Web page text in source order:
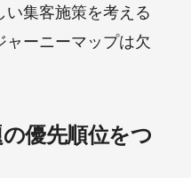
集客施策を考える
ーニーマップは欠
優先順位をつ